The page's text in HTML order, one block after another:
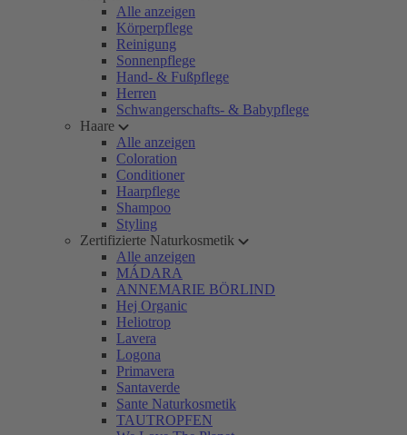
Alle anzeigen
Körperpflege
Reinigung
Sonnenpflege
Hand- & Fußpflege
Herren
Schwangerschafts- & Babypflege
Haare
Alle anzeigen
Coloration
Conditioner
Haarpflege
Shampoo
Styling
Zertifizierte Naturkosmetik
Alle anzeigen
MÁDARA
ANNEMARIE BÖRLIND
Hej Organic
Heliotrop
Lavera
Logona
Primavera
Santaverde
Sante Naturkosmetik
TAUTROPFEN